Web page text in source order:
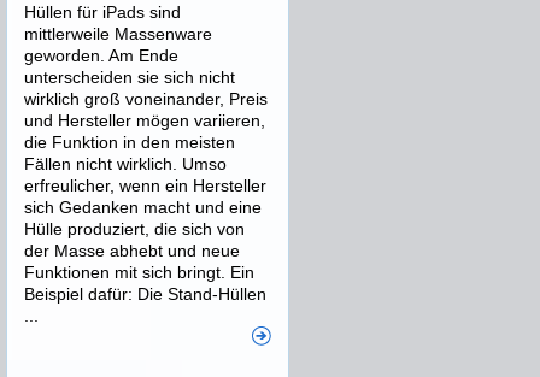
Hüllen für iPads sind
mittlerweile Massenware
geworden. Am Ende
unterscheiden sie sich nicht
wirklich groß voneinander, Preis
und Hersteller mögen variieren,
die Funktion in den meisten
Fällen nicht wirklich. Umso
erfreulicher, wenn ein Hersteller
sich Gedanken macht und eine
Hülle produziert, die sich von
der Masse abhebt und neue
Funktionen mit sich bringt. Ein
Beispiel dafür: Die Stand-Hüllen